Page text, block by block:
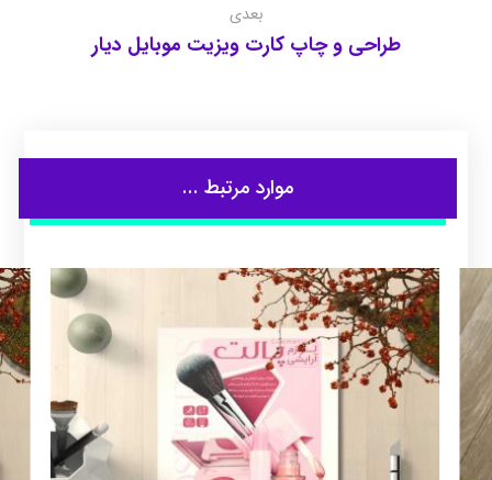
بعدی
طراحی و چاپ کارت ویزیت موبایل دیار
موارد مرتبط ...